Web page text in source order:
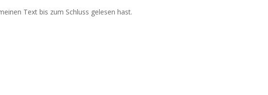
Text bis zum Schluss gelesen hast.